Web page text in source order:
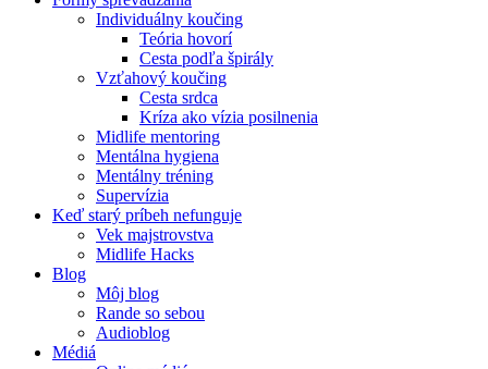
Individuálny koučing
Teória hovorí
Cesta podľa špirály
Vzťahový koučing
Cesta srdca
Kríza ako vízia posilnenia
Midlife mentoring
Mentálna hygiena
Mentálny tréning
Supervízia
Keď starý príbeh nefunguje
Vek majstrovstva
Midlife Hacks
Blog
Môj blog
Rande so sebou
Audioblog
Médiá